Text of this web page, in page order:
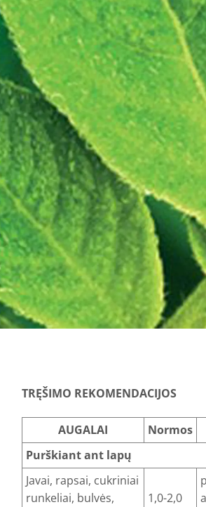
TRĘŠIMO REKOMENDACIJOS
AUGALAI Normos
Purškiant ant lapų
Javai, rapsai, cukriniai
runkeliai, bulvės,
1,0-2,0